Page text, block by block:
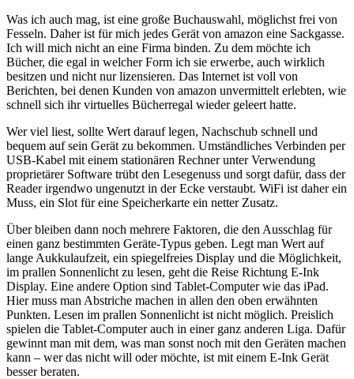
Was ich auch mag, ist eine große Buchauswahl, möglichst frei von
Fesseln. Daher ist für mich jedes Gerät von amazon eine Sackgasse.
Ich will mich nicht an eine Firma binden. Zu dem möchte ich
Bücher, die egal in welcher Form ich sie erwerbe, auch wirklich
besitzen und nicht nur lizensieren. Das Internet ist voll von
Berichten, bei denen Kunden von amazon unvermittelt erlebten, wie
schnell sich ihr virtuelles Bücherregal wieder geleert hatte.
Wer viel liest, sollte Wert darauf legen, Nachschub schnell und
bequem auf sein Gerät zu bekommen. Umständliches Verbinden per
USB-Kabel mit einem stationären Rechner unter Verwendung
proprietärer Software trübt den Lesegenuss und sorgt dafür, dass der
Reader irgendwo ungenutzt in der Ecke verstaubt. WiFi ist daher ein
Muss, ein Slot für eine Speicherkarte ein netter Zusatz.
Über bleiben dann noch mehrere Faktoren, die den Ausschlag für
einen ganz bestimmten Geräte-Typus geben. Legt man Wert auf
lange Aukkulaufzeit, ein spiegelfreies Display und die Möglichkeit,
im prallen Sonnenlicht zu lesen, geht die Reise Richtung E-Ink
Display. Eine andere Option sind Tablet-Computer wie das iPad.
Hier muss man Abstriche machen in allen den oben erwähnten
Punkten. Lesen im prallen Sonnenlicht ist nicht möglich. Preislich
spielen die Tablet-Computer auch in einer ganz anderen Liga. Dafür
gewinnt man mit dem, was man sonst noch mit den Geräten machen
kann – wer das nicht will oder möchte, ist mit einem E-Ink Gerät
besser beraten.